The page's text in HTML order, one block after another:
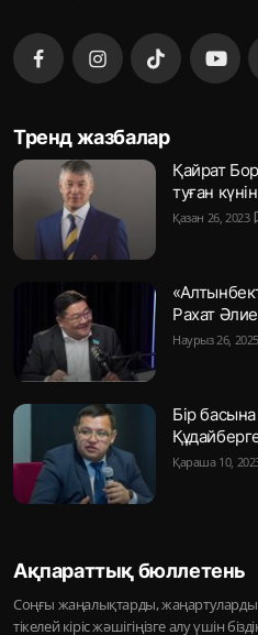
Тренд жазбалар
Қайрат
туған
Қазан 26, 2023
Рахат
Наурыз 26, 2025
Бір
Қараша 10,
Ақпараттық бюллетень
Соңғы жаңалықтарды,
тікелей кіріс жәшігіңізге алу үшін